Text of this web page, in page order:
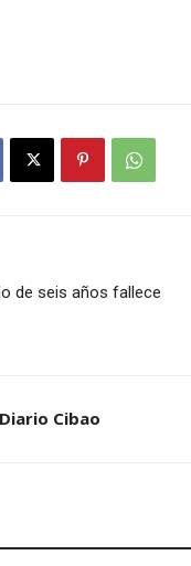
de seis años fallece
Diario Cibao